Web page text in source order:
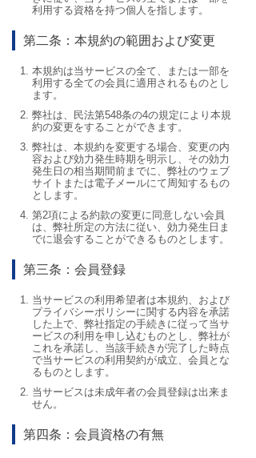
利用する資格を持つ個人を指します。
第二条：本規約の範囲および変更
本規約は当サービスの全て、または一部を
利用する全ての会員に適用されるものとし
ます。
弊社は、民法第548条の4の規定により本規
約の変更をすることができます。
弊社は、本規約を変更する場合、変更の内
容および効力発生時期を明示し、その効力
発生日の相当期間前までに、弊社のウェブ
サイトまたは電子メールにて周知するもの
とします。
第2項による約款の変更に同意しない会員
は、弊社所定の方法に従い、効力発生日ま
でに退会することができるものとします。
第三条：会員登録
当サービスの利用希望者は本規約、および
プライバシーポリシーに関する内容を承諾
した上で、弊社指定の手続きに従って当サ
ービスの利用を申し込むものとし、弊社が
これを承諾し、当該手続きが完了した時点
で当サービスの利用契約が成立、会員とな
るものとします。
当サービスは未成年者の会員登録は出来ま
せん。
第四条：会員資格の有無